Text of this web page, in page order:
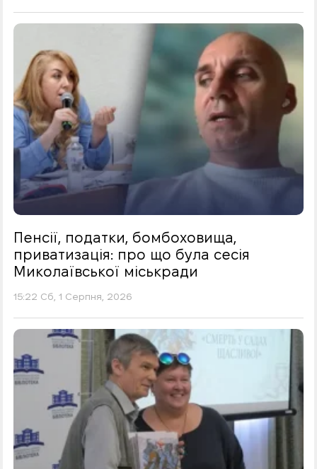
Пенсії, податки, бомбоховища,
приватизація: про що була сесія
Миколаївської міськради
15:22 Сб, 1 Серпня, 2026